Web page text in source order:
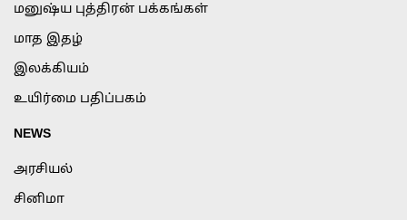
மனுஷ்ய புத்திரன் பக்கங்கள்
மாத இதழ்
இலக்கியம்
உயிர்மை பதிப்பகம்
NEWS
அரசியல்
சினிமா